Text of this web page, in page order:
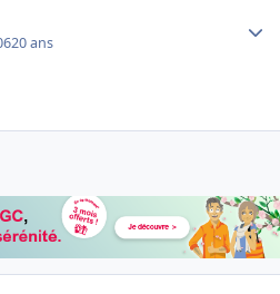
20 ans